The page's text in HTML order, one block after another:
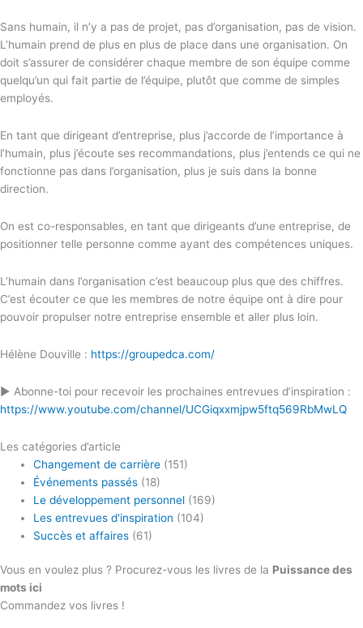
Sans humain, il n’y a pas de projet, pas d’organisation, pas de vision.
L’humain prend de plus en plus de place dans une organisation. On
doit s’assurer de considérer chaque membre de son équipe comme
quelqu’un qui fait partie de l’équipe, plutôt que comme de simples
employés.
En tant que dirigeant d’entreprise, plus j’accorde de l’importance à
l’humain, plus j’écoute ses recommandations, plus j’entends ce qui ne
fonctionne pas dans l’organisation, plus je suis dans la bonne
direction.
On est co-responsables, en tant que dirigeants d’une entreprise, de
positionner telle personne comme ayant des compétences uniques.
L’humain dans l’organisation c’est beaucoup plus que des chiffres.
C’est écouter ce que les membres de notre équipe ont à dire pour
pouvoir propulser notre entreprise ensemble et aller plus loin.
Hélène Douville : https://groupedca.com/
► Abonne-toi pour recevoir les prochaines entrevues d’inspiration :
https://www.youtube.com/channel/UCGiqxxmjpw5ftq569RbMwLQ
Les catégories d’article
Changement de carrière (151)
Événements passés (18)
Le développement personnel (169)
Les entrevues d'inspiration (104)
Succès et affaires (61)
Vous en voulez plus ? Procurez-vous les livres de la Puissance des
mots ici
Commandez vos livres !